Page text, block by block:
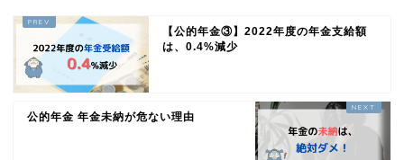
【公的年金③】2022年度の年金支給額
は、0.4%減少
公的年金 年金未納が危ない理由